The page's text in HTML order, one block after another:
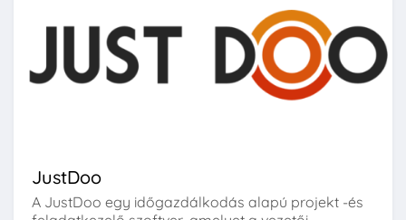
JustDoo
A JustDoo egy időgazdálkodás alapú projekt -és